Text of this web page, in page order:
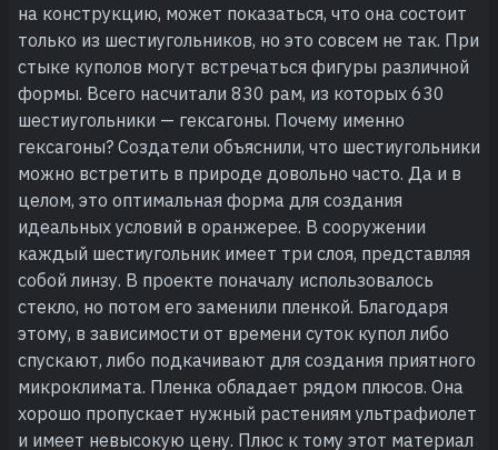
на конструкцию, может показаться, что она состоит
только из шестиугольников, но это совсем не так. При
стыке куполов могут встречаться фигуры различной
формы. Всего насчитали 830 рам, из которых 630
шестиугольники — гексагоны. Почему именно
гексагоны? Создатели объяснили, что шестиугольники
можно встретить в природе довольно часто. Да и в
целом, это оптимальная форма для создания
идеальных условий в оранжерее. В сооружении
каждый шестиугольник имеет три слоя, представляя
собой линзу. В проекте поначалу использовалось
стекло, но потом его заменили пленкой. Благодаря
этому, в зависимости от времени суток купол либо
спускают, либо подкачивают для создания приятного
микроклимата. Пленка обладает рядом плюсов. Она
хорошо пропускает нужный растениям ультрафиолет
и имеет невысокую цену. Плюс к тому этот материал